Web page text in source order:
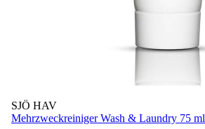
SJÖ HAV
Mehrzweckreiniger Wash & Laundry 75 ml